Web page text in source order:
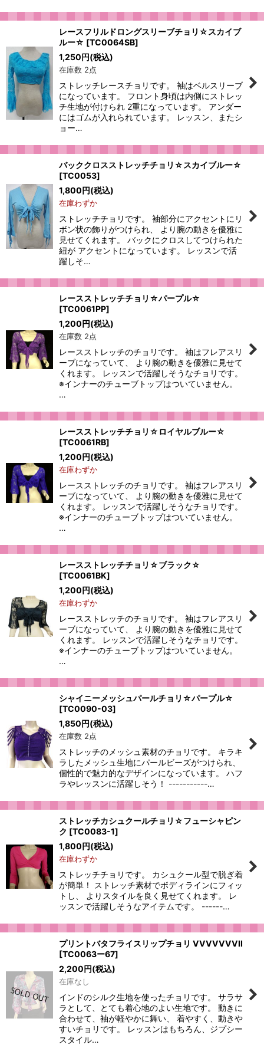
レースフリルドロングスリーブチョリ☆スカイブ
ルー☆ [TC0064SB]
1,250円(税込)
在庫数 2点
ストレッチレースチョリです。 袖はベルスリーブ
になっています。 フロント身頃は内側にストレッ
チ生地が付けられ 2重になっています。 アンダー
にはゴムが入れられています。 レッスン、またシ
ョー…
バッククロスストレッチチョリ☆スカイブルー☆
[TC0053]
1,800円(税込)
在庫わずか
ストレッチチョリです。 袖部分にアクセントにリ
ボン状の飾りがつけられ、 より腕の動きを優雅に
見せてくれます。 バックにクロスしてつけられた
紐が アクセントになっています。 レッスンで活
躍しそ…
レースストレッチチョリ☆パープル☆
[TC0061PP]
1,200円(税込)
在庫数 2点
レースストレッチのチョリです。 袖はフレアスリ
ーブになっていて、 より腕の動きを優雅に見せて
くれます。 レッスンで活躍しそうなチョリです。
※インナーのチューブトップはついていません。
…
レースストレッチチョリ☆ロイヤルブルー☆
[TC0061RB]
1,200円(税込)
在庫わずか
レースストレッチのチョリです。 袖はフレアスリ
ーブになっていて、 より腕の動きを優雅に見せて
くれます。 レッスンで活躍しそうなチョリです。
※インナーのチューブトップはついていません。
…
レースストレッチチョリ☆ブラック☆
[TC0061BK]
1,200円(税込)
在庫わずか
レースストレッチのチョリです。 袖はフレアスリ
ーブになっていて、 より腕の動きを優雅に見せて
くれます。 レッスンで活躍しそうなチョリです。
※インナーのチューブトップはついていません。
…
シャイニーメッシュパールチョリ☆パープル☆
[TC0090-03]
1,850円(税込)
在庫数 2点
ストレッチのメッシュ素材のチョリです。 キラキ
ラしたメッシュ生地にパールビーズがつけられ、
個性的で魅力的なデザインになっています。 ハフ
ラやレッスンに活躍しそう！ -----------…
ストレッチカシュクールチョリ☆フューシャピン
ク [TC0083-1]
1,800円(税込)
在庫わずか
ストレッチチョリです。 カシュクール型で脱ぎ着
が簡単！ ストレッチ素材でボディラインにフィッ
トし、 よりスタイルを良く見せてくれます。 レ
ッスンで活躍しそうなアイテムです。 ------…
プリントバタフライスリップチョリ VVVVVVVII
[TC0063ー67]
2,200円(税込)
在庫なし
インドのシルク生地を使ったチョリです。 サラサ
ラとして、とても着心地のよい生地です。 動きに
合わせて、袖が軽やかに舞い、 着やすく、動きや
すいチョリです。 レッスンはもちろん、ジプシー
スタイル…